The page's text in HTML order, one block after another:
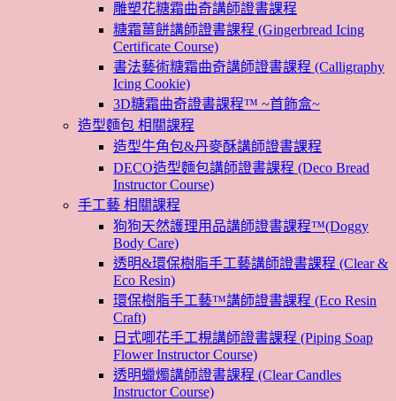
雕塑花糖霜曲奇講師證書課程
糖霜薑餅講師證書課程 (Gingerbread Icing
Certificate Course)
書法藝術糖霜曲奇講師證書課程 (Calligraphy
Icing Cookie)
3D糖霜曲奇證書課程™ ~首飾盒~
造型麵包 相關課程
造型牛角包&丹麥酥講師證書課程
DECO造型麵包講師證書課程 (Deco Bread
Instructor Course)
手工藝 相關課程
狗狗天然護理用品講師證書課程™(Doggy
Body Care)
透明&環保樹脂手工藝講師證書課程 (Clear &
Eco Resin)
環保樹脂手工藝™講師證書課程 (Eco Resin
Craft)
日式唧花手工梘講師證書課程 (Piping Soap
Flower Instructor Course)
透明蠟燭講師證書課程 (Clear Candles
Instructor Course)